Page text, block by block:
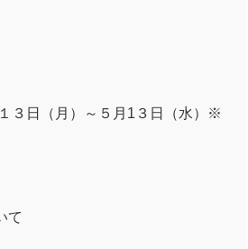
日（月）～５月 1 ３日（水）※
て